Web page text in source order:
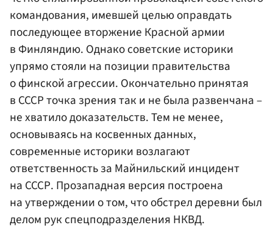
командования, имевшей целью оправдать
последующее вторжение Красной армии
в Финляндию. Однако советские историки
упрямо стояли на позиции правительства
о финской агрессии. Окончательно принятая
в СССР точка зрения так и не была развенчана –
не хватило доказательств. Тем не менее,
основываясь на косвенных данных,
современные историки возлагают
ответственность за Майнильский инцидент
на СССР. Прозападная версия построена
на утверждении о том, что обстрел деревни был
делом рук спецподразделения НКВД.